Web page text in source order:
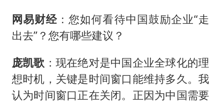
网易财经 ：您如何看待中国鼓励企业“走
出去”？您有哪些建议？
庞凯歌 ：现在绝对是中国企业全球化的理
想时机，关键是时间窗口能维持多久。我
认为时间窗口正在关闭。正因为中国需要